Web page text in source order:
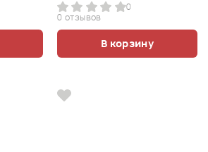
0
0 отзывов
В корзину